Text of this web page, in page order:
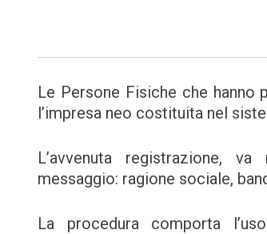
Le Persone Fisiche che
l’impresa neo costituita nel
L’avvenuta registrazione,
messaggio: ragione sociale,
La procedura comporta